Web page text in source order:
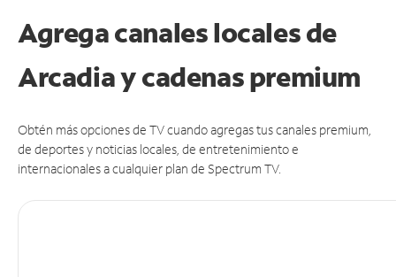
Agrega canales locales de
Arcadia y cadenas premium
Obtén más opciones de TV cuando agregas tus canales premium,
de deportes y noticias locales, de entretenimiento e
internacionales a cualquier plan de Spectrum TV.